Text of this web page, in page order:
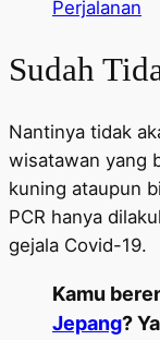
Perjalanan
Sudah
Nantinya tidak
wisatawan yang
kuning ataupun
PCR hanya
gejala Covid-19.
Kamu
Jepang?